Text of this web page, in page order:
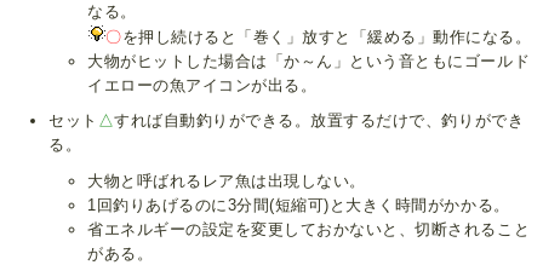
なる。
〇を押し続けると「巻く」放すと「緩める」動作になる。
大物がヒットした場合は「か～ん」という音ともにゴールド
イエローの魚アイコンが出る。
セット △すれば自動釣りができる。放置するだけで、釣りができ
る。
大物と呼ばれるレア魚は出現しない。
1回釣りあげるのに3分間(短縮可)と大きく時間がかかる。
省エネルギーの設定を変更しておかないと、切断されること
がある。